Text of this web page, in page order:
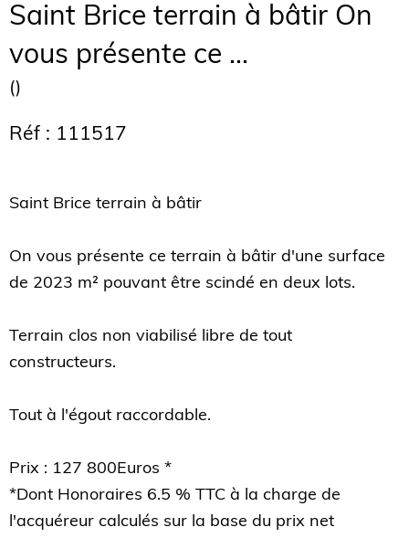
Saint Brice terrain à bâtir On
vous présente ce ...
()
Réf : 111517
Saint Brice terrain à bâtir
On vous présente ce terrain à bâtir d'une surface
de 2023 m² pouvant être scindé en deux lots.
Terrain clos non viabilisé libre de tout
constructeurs.
Tout à l'égout raccordable.
Prix : 127 800Euros *
*Dont Honoraires 6.5 % TTC à la charge de
l'acquéreur calculés sur la base du prix net